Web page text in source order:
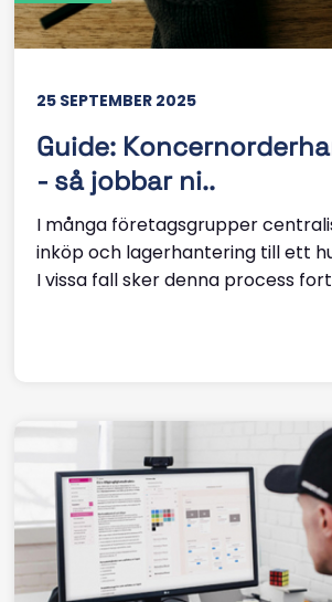
25 SEPTEMBER 2025
Guide:
- så jobbar ni..
I många företagsgrupper
inköp och lagerhantering till ett
I vissa fall sker denna process